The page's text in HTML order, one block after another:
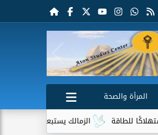
المرأة والصحة
الزمالك يستبعد 4 لاعبين شباب من حساباته في الموسم الجديد